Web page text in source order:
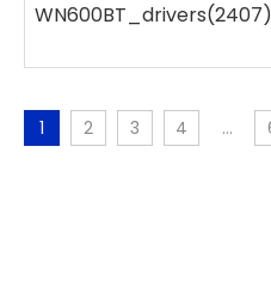
1 2 3 4 ...